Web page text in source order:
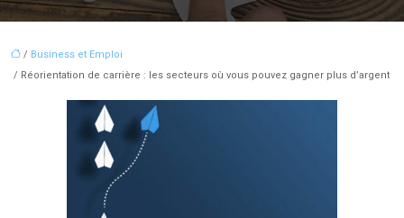
/ Business et Emploi
/ Réorientation de carrière : les secteurs où vous pouvez gagner plus d’argent